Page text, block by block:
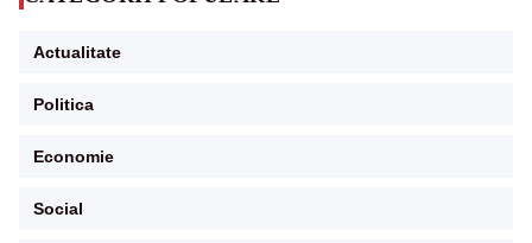
Actualitate
Politica
Economie
Social